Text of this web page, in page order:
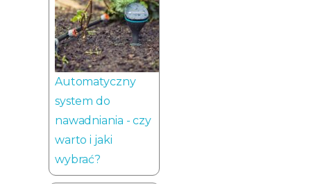
Automatyczny
system do
nawadniania - czy
warto i jaki
wybrać?